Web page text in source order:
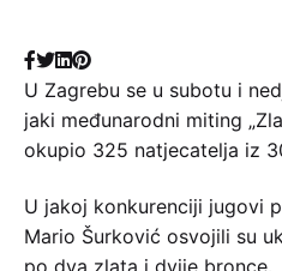
U Zagrebu se u subotu i
jaki međunarodni miting
okupio 325 natjecatelja iz
U jakoj konkurenciji jugovi
Mario Šurković osvojili su
po dva zlata i dvije bronce.